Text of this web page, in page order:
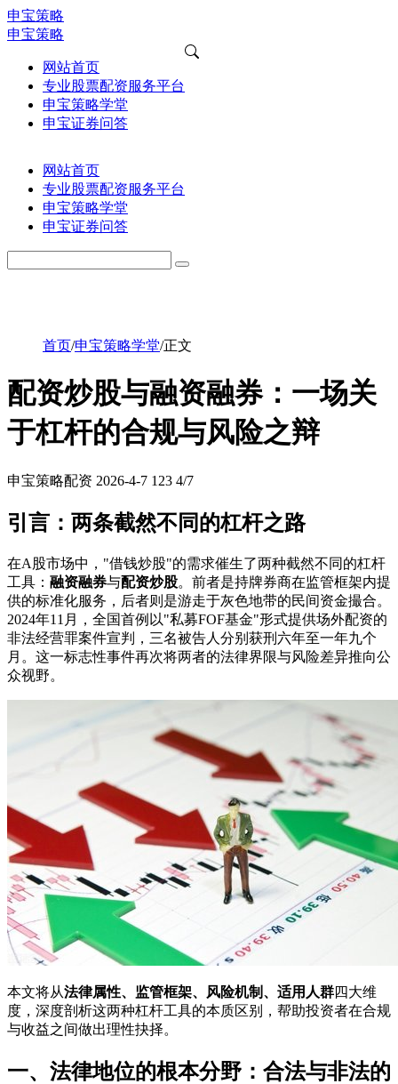
申宝策略
申宝策略
网站首页
专业股票配资服务平台
申宝策略学堂
申宝证券问答
网站首页
专业股票配资服务平台
申宝策略学堂
申宝证券问答
首页/申宝策略学堂/正文
配资炒股与融资融券：一场关
于杠杆的合规与风险之辩
申宝策略配资 2026-4-7 123 4/7
引言：两条截然不同的杠杆之路
在A股市场中，"借钱炒股"的需求催生了两种截然不同的杠杆
工具： 融资融券与配资炒股。前者是持牌券商在监管框架内提
供的标准化服务，后者则是游走于灰色地带的民间资金撮合。
2024年11月，全国首例以"私募FOF基金"形式提供场外配资的
非法经营罪案件宣判，三名被告人分别获刑六年至一年九个
月。这一标志性事件再次将两者的法律界限与风险差异推向公
众视野。
本文将从法律属性、监管框架、风险机制、适用人群四大维
度，深度剖析这两种杠杆工具的本质区别，帮助投资者在合规
与收益之间做出理性抉择。
一、法律地位的根本分野：合法与非法的